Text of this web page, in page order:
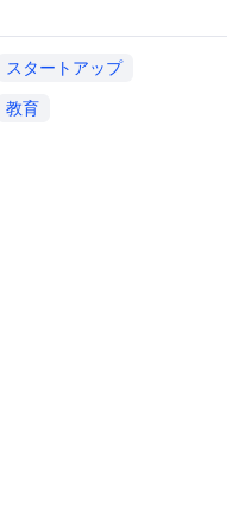
スタートアップ
教育